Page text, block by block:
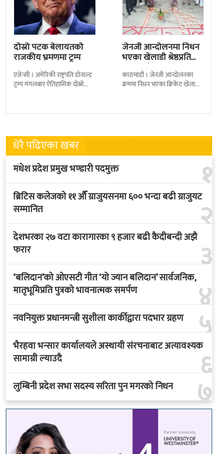
दोस्रो पटक बेलायतको
राजकीय भ्रमणमा ट्रम्प
एजेन्सी । अमेरिकी राष्ट्रपति डोनाल्ड
ट्रम्प मंगलबार ऐतिहासिक दोस्रो
बेलायत सरकारले
जेनजी आन्दोलनमा निधन
भएका खेलाडी श्रेष्ठप्रति
श्रद्धाञ्जली
काठमाडौं । जेनजी आन्दोलनका
क्रममा निधन भएका क्रिकेट खेलाडी
त्रिपुरेश्वरस्थीत राष्ट्रिय खेलकुद
धेरै पढिएका खबर
१
मधेश प्रदेश प्रमुख भण्डारी पदमुक्त
२
ब्रिटिस कलेजको ११ औँ ग्राजुयसनमा ६०० भन्दा बढी ग्राजुयट
सम्मानित
३
देशभरका २७ वटा कारागारका ९ हजार बढी कैदीबन्दी अझै
फरार
४
‘बलिदान’को ओएसटी गीत ‘यो ज्यान बलिदान’ सार्वजनिक,
मातृभूमिप्रति पुत्रको भावनात्मक समर्पण
५
नवनियुक्त प्रधानमन्त्री सुशीला कार्कीद्वारा पदभार ग्रहण
६
भैरहवा भन्सार कार्यालयले अस्थायी संरचनाबाट अत्यावश्यक
सामाग्री ल्याउदै
७
लुम्बिनी प्रदेश सभा सदस्य सरिता पुन मगरको निधन